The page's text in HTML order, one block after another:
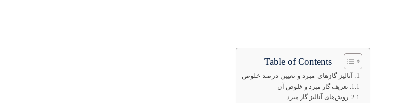
Table of Contents
آنالیز گازهای مبرد و تعیین درصد خلوص
تعریف گاز مبرد و خلوص آن
روش‌های آنالیز گاز مبرد